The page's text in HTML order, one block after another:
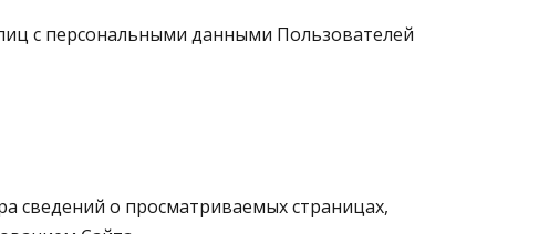
с персональными данными Пользователей
сведений о просматриваемых страницах,